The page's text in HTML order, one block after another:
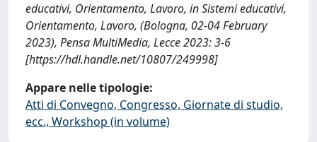
educativi, Orientamento, Lavoro, in Sistemi educativi,
Orientamento, Lavoro, (Bologna, 02-04 February
2023), Pensa MultiMedia, Lecce 2023: 3-6
[https://hdl.handle.net/10807/249998]
Appare nelle tipologie:
Atti di Convegno, Congresso, Giornate di studio,
ecc., Workshop (in volume)